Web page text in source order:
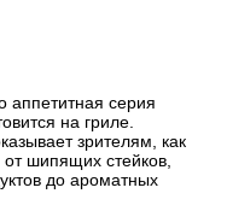
аппетитная серия
на гриле.
зрителям, как
шипящих стейков,
до ароматных